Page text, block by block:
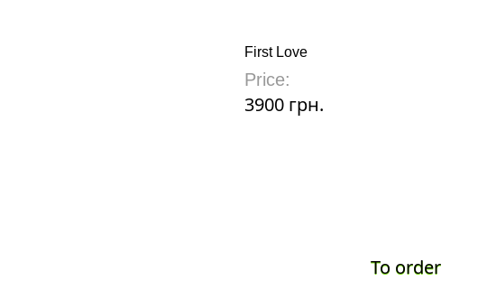
First Love
Price:
3900 грн.
To order